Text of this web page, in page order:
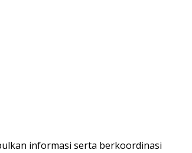
informasi serta berkoordinasi